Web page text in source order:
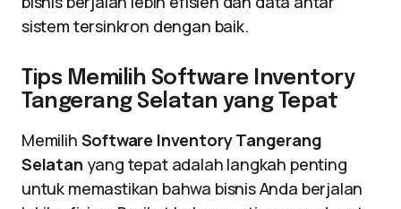
sistem tersinkron dengan baik.
Tips Memilih Software Inventory
Tangerang Selatan yang Tepat
Memilih Software Inventory Tangerang
Selatan yang tepat adalah langkah penting
untuk memastikan bahwa bisnis Anda berjalan